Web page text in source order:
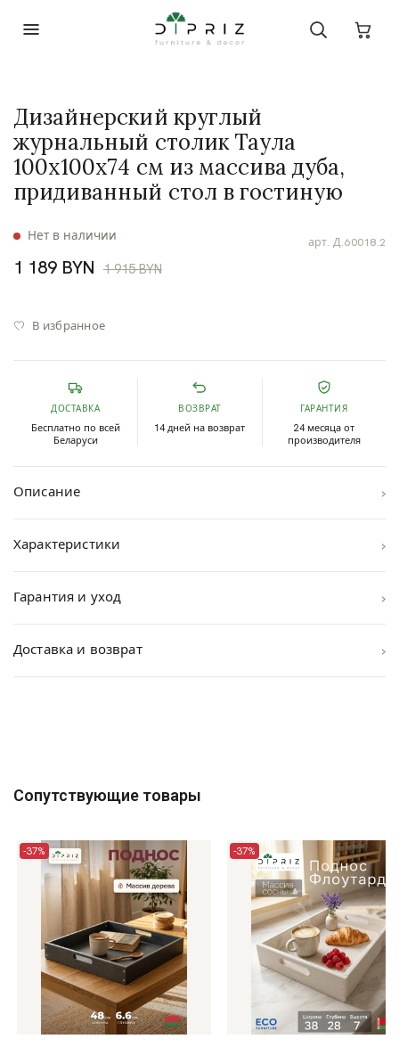
арт. Д.60018.2
Нет в наличии
Дизайнерский круглый
журнальный столик Таула
100х100х74 см из массива дуба,
придиванный стол в гостиную
1 189 BYN 1 915 BYN
В избранное
ДОСТАВКА
Бесплатно по всей
Беларуси
ВОЗВРАТ
14 дней на возврат
ГАРАНТИЯ
24 месяца от
производителя
Описание ›
Характеристики ›
Гарантия и уход ›
Доставка и возврат ›
Сопутствующие товары
-37% -37%